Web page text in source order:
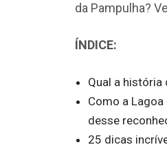
da Pampulha?
ÍNDICE:
Qual a história
Como a
desse
25 dicas